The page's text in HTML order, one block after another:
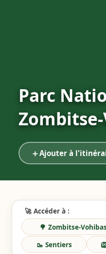
Parc
＋Ajouter à
🚀 Accéder à :
🌳
🥾 Sentiers